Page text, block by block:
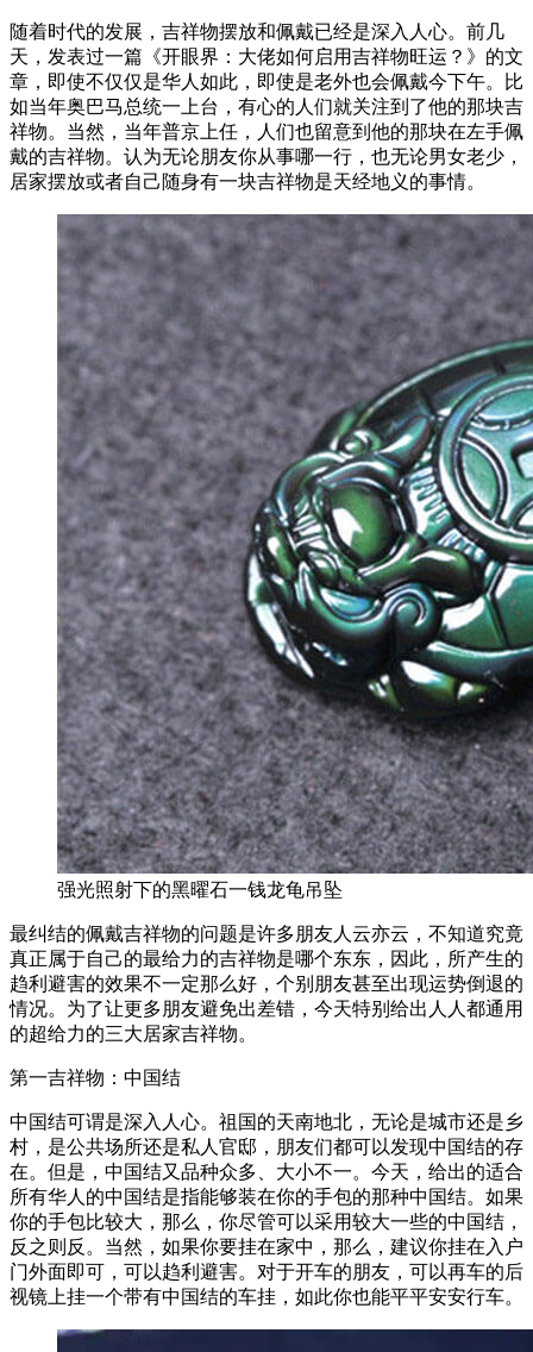
随着时代的发展，吉祥物摆放和佩戴已经是深入人心。前几
天，发表过一篇《开眼界：大佬如何启用吉祥物旺运？》的文
章，即使不仅仅是华人如此，即使是老外也会佩戴今下午。比
如当年奥巴马总统一上台，有心的人们就关注到了他的那块吉
祥物。当然，当年普京上任，人们也留意到他的那块在左手佩
戴的吉祥物。认为无论朋友你从事哪一行，也无论男女老少，
居家摆放或者自己随身有一块吉祥物是天经地义的事情。
强光照射下的黑曜石一钱龙龟吊坠
最纠结的佩戴吉祥物的问题是许多朋友人云亦云，不知道究竟
真正属于自己的最给力的吉祥物是哪个东东，因此，所产生的
趋利避害的效果不一定那么好，个别朋友甚至出现运势倒退的
情况。为了让更多朋友避免出差错，今天特别给出人人都通用
的超给力的三大居家吉祥物。
第一吉祥物：中国结
中国结可谓是深入人心。祖国的天南地北，无论是城市还是乡
村，是公共场所还是私人官邸，朋友们都可以发现中国结的存
在。但是，中国结又品种众多、大小不一。今天，给出的适合
所有华人的中国结是指能够装在你的手包的那种中国结。如果
你的手包比较大，那么，你尽管可以采用较大一些的中国结，
反之则反。当然，如果你要挂在家中，那么，建议你挂在入户
门外面即可，可以趋利避害。对于开车的朋友，可以再车的后
视镜上挂一个带有中国结的车挂，如此你也能平平安安行车。